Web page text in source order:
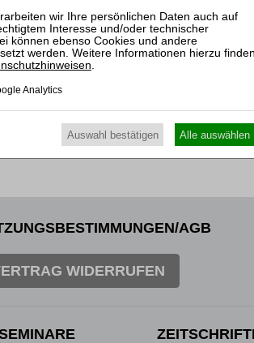
Hinweis im ursprünglichen
bleiben die Voraussetzungen für die
entsprechender vertraglicher Abreden streng
AGB
WIDERRUFEN
Analytics
Auswahl bestätigen Alle auswählen